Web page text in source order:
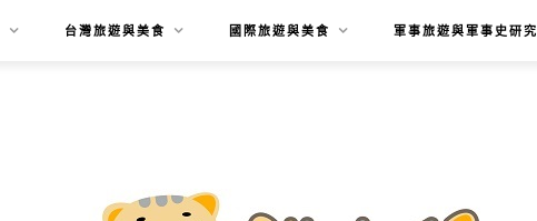
台灣旅遊與美食 國際旅遊與美食 軍事旅遊與軍事史研究